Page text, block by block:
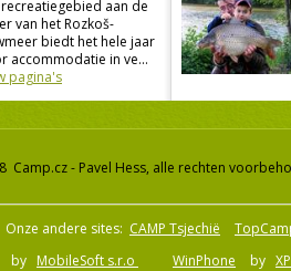
aan de
van het Rozkoš-
biedt het hele jaar
accommodatie in ve...
pagina's
Camp.cz - Pavel Hess, alle rechten
Onze andere sites: CAMP Tsjechië
by MobileSoft s.r.o WinPhone by